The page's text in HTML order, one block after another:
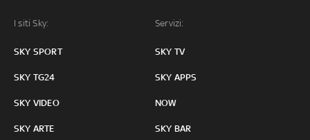
I siti Sky:
SKY SPORT
SKY TG24
SKY VIDEO
SKY ARTE
Servizi:
SKY TV
SKY APPS
NOW
SKY BAR